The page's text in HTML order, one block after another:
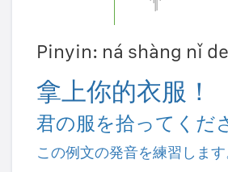
Pinyin: ná shàng nǐ
拿上你的衣服！
君の服を拾ってくだ
この例文の発音を練習します